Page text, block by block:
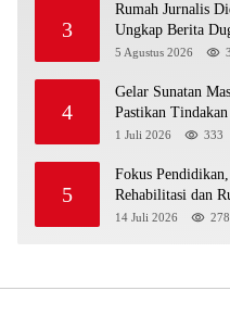
3
Rumah Jurnalis
Ungkap Berita
5 Agustus 2026
4
Gelar Sunatan
Pastikan
1 Juli 2026 333
5
Fokus
Rehabilitasi dan
14 Juli 2026 278